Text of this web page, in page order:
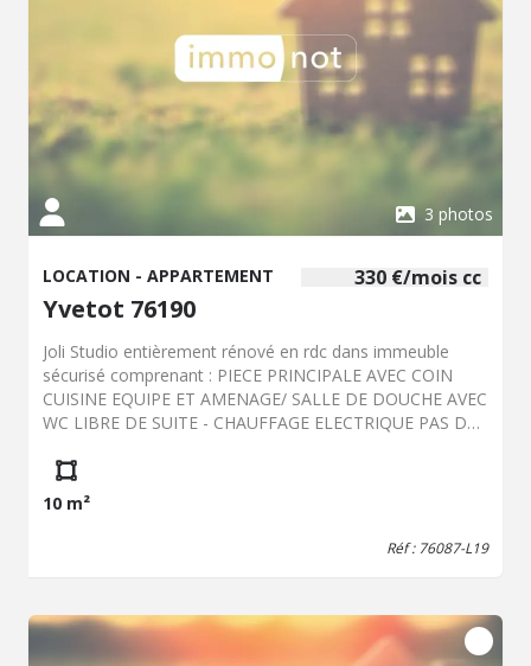
3 photos
330 €/mois cc
LOCATION - APPARTEMENT
Yvetot 76190
Joli Studio entièrement rénové en rdc dans immeuble
sécurisé comprenant : PIECE PRINCIPALE AVEC COIN
CUISINE EQUIPE ET AMENAGE/ SALLE DE DOUCHE AVEC
WC LIBRE DE SUITE - CHAUFFAGE ELECTRIQUE PAS DE
10 m²
Réf : 76087-L19